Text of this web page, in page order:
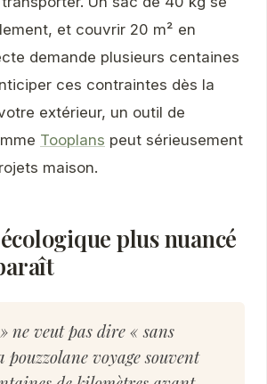
et couvrir 20 m² en
demande plusieurs centaines
ces contraintes dès la
extérieur, un outil de
Tooplans peut sérieusement
maison.
plus nuancé
ne veut pas dire « sans
pouzzolane voyage souvent